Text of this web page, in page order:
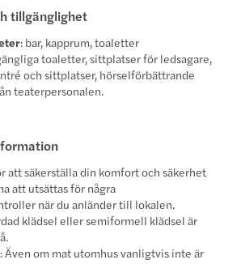
tillgänglighet
: bar, kapprum, toaletter
toaletter, sittplatser för ledsagare,
och sittplatser, hörselförbättrande
teaterpersonalen.
att säkerställa din komfort och säkerhet
att utsättas för några
när du anländer till lokalen.
klädsel eller semiformell klädsel är
: Även om mat utomhus vanligtvis inte är